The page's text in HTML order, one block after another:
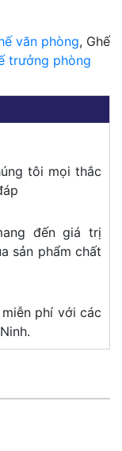
văn phòng, Ghế
trưởng phòng
tôi mọi thắc
đến giá trị
sản phẩm chất
phí với các